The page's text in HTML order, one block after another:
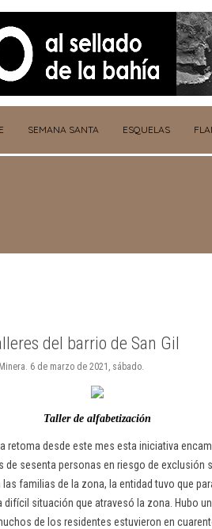
SEMANA SANTA ESQUELAS
del barrio de San Gil
6 de marzo de 2021, sábado.
Taller de alfabetización
retoma desde este mes esta iniciativa
de sesenta personas en riesgo de exclusión
familias de la zona, la entidad tuvo que
difícil situación que atravesó la zona. Hubo
de los residentes estuvieron en